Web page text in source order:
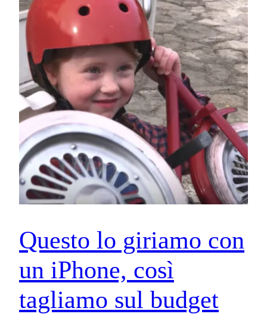
Questo lo giriamo con
un iPhone, così
tagliamo sul budget